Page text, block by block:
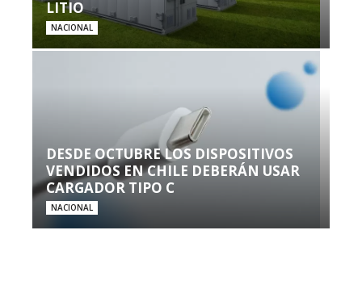
LITIO
NACIONAL
DESDE OCTUBRE LOS DISPOSITIVOS
VENDIDOS EN CHILE DEBERÁN USAR
CARGADOR TIPO C
NACIONAL